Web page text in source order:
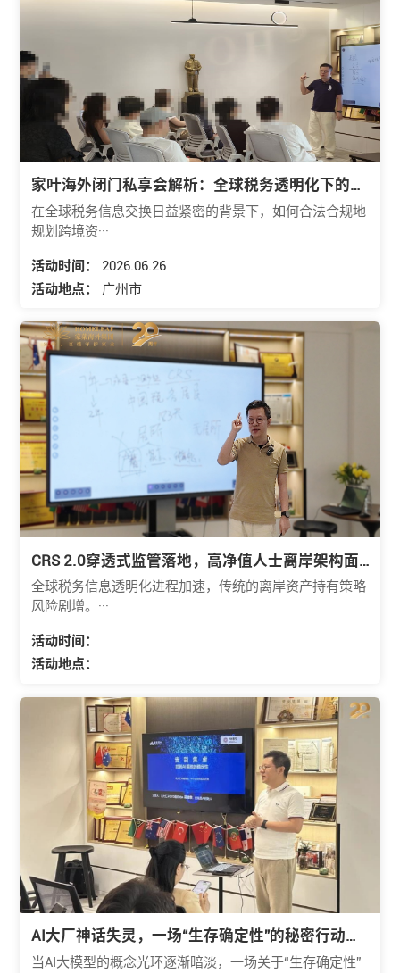
家叶海外闭门私享会解析：全球税务透明化下的跨
境资产合规新路径
在全球税务信息交换日益紧密的背景下，如何合法合规地
规划跨境资···
活动时间：
2026.06.26
活动地点：
广州市
CRS 2.0穿透式监管落地，高净值人士离岸架构面
临重塑
全球税务信息透明化进程加速，传统的离岸资产持有策略
风险剧增。···
活动时间：
活动地点：
AI大厂神话失灵，一场“生存确定性”的秘密行动从
广州启幕
当AI大模型的概念光环逐渐暗淡，一场关于“生存确定性”